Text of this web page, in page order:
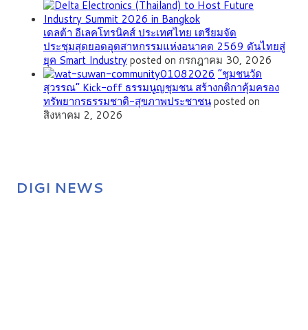
เดลต้า อีเลคโทรนิคส์ ประเทศไทย เตรียมจัด
ประชุมสุดยอดอุตสาหกรรมแห่งอนาคต 2569 ดันไทยสู่
ยุค Smart Industryposted on กรกฎาคม 30, 2026
”ชุมชนวัด
สุวรรณ” Kick-off ธรรมนูญชุมชน สร้างกติกาคุ้มครอง
ทรัพยากรธรรมชาติ-สุขภาพประชาชนposted on
สิงหาคม 2, 2026
DIGI NEWS